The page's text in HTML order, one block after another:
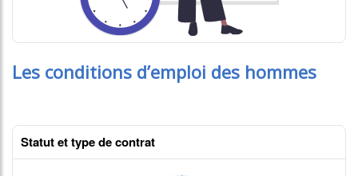
Les conditions d’emploi des hommes
Statut et type de contrat